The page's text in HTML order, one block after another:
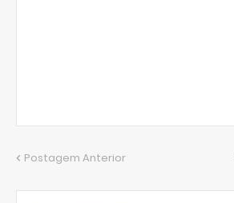
Postagem Anterior